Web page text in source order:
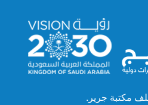
مكتبة جرير.